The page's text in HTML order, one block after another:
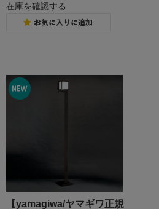
在庫を確認する
【yamagiwa/ヤマギワ正規